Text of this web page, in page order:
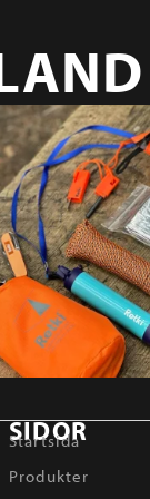
SIDOR
Startsida
Produkter